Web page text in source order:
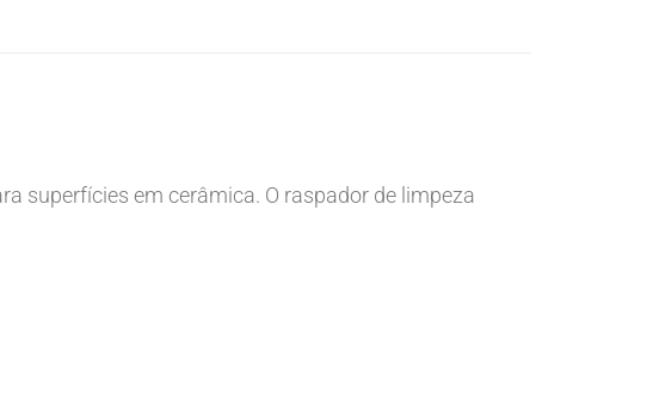
superfícies em cerâmica. O raspador de limpeza